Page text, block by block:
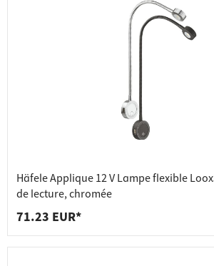
Häfele Applique 12 V Lampe flexible
de lecture, chromée
71.23 EUR*